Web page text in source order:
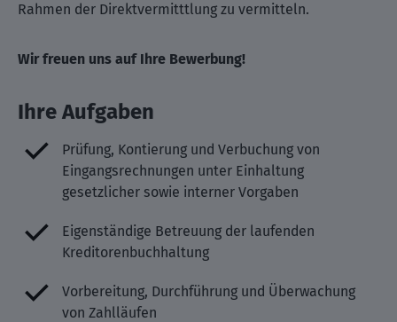
Rahmen der Direktvermitttlung zu vermitteln.
Wir freuen uns auf Ihre Bewerbung!
Ihre Aufgaben
Prüfung, Kontierung und Verbuchung von
Eingangsrechnungen unter Einhaltung
gesetzlicher sowie interner Vorgaben
Eigenständige Betreuung der laufenden
Kreditorenbuchhaltung
Vorbereitung, Durchführung und Überwachung
von Zahlläufen